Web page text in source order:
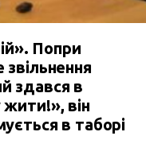
Попри
здався в
він
в таборі